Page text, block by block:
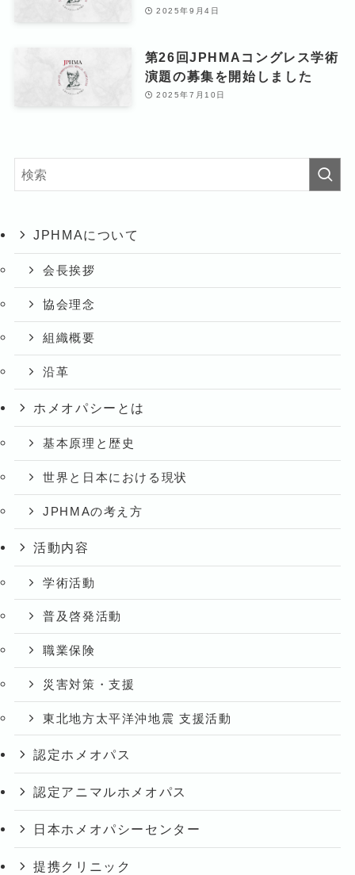
2025年9月4日
第26回JPHMAコングレス学術
演題の募集を開始しました
2025年7月10日
JPHMAについて
会長挨拶
協会理念
組織概要
沿革
ホメオパシーとは
基本原理と歴史
世界と日本における現状
JPHMAの考え方
活動内容
学術活動
普及啓発活動
職業保険
災害対策・支援
東北地方太平洋沖地震 支援活動
認定ホメオパス
認定アニマルホメオパス
日本ホメオパシーセンター
提携クリニック